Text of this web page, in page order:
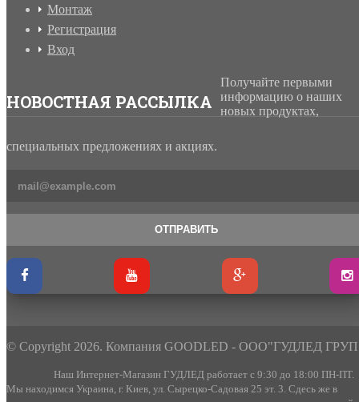
Монтаж
Регистрация
Вход
НОВОСТНАЯ РАССЫЛКА
Получайте первыми
информацию о наших
новых продуктах,
специальных предложениях и акциях.
ОТПРАВИТЬ
© Copyright 2026. Компания GOODLED - ООО"ГУДЛЕД
Наш Интернет-Магазин ГУДЛЕД работает с 9:30 до 18:00 ПН-ПТ.
Мы находимся Украина, г. Киев, ул. Сырецко-Садовая 25 эт. 3. Сдесь же в